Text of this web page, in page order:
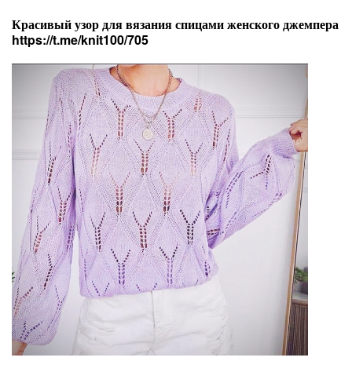
Красивый узор для вязания спицами женского джемпера
https://t.me/knit100/705